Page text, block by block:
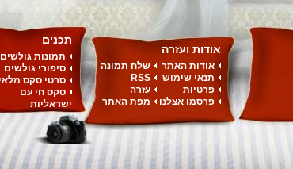
אודות ועזרה
אודות האתר
תנאי שימוש
פרטיות
פרסמו אצלנו
שלח תמונה
RSS
עזרה
מפת האתר
תכנים
תמונות גולשים
סיפורי גולשים
סרטי סקס
סקס חי עם
ישראליות